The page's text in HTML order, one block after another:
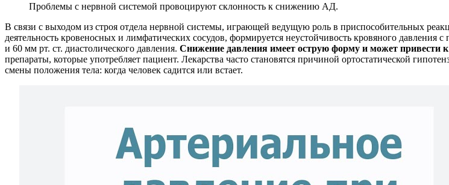
Проблемы с нервной системой провоцируют склонность к снижению АД.
В связи с выходом из строя отдела нервной системы, играющей ведущую роль в приспособительных
деятельность кровеносных и лимфатических сосудов, формируется неустойчивость кровяного
и 60 мм рт. ст. диастолического давления. Снижение давления имеет острую форму и может привести
препараты, которые употребляет пациент. Лекарства часто становятся причиной ортостатической
смены положения тела: когда человек садится или встает.